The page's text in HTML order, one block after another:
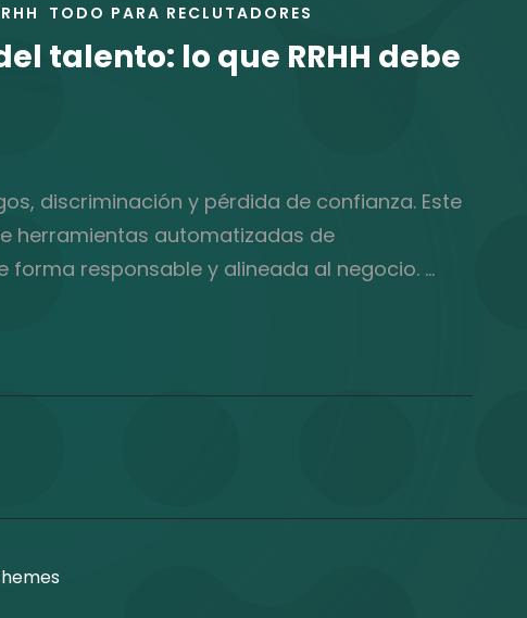
TODO PARA RECLUTADORES
talento: lo que RRHH debe
discriminación y pérdida de confianza. Este
herramientas automatizadas de
forma responsable y alineada al negocio. …